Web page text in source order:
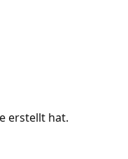
erstellt hat.